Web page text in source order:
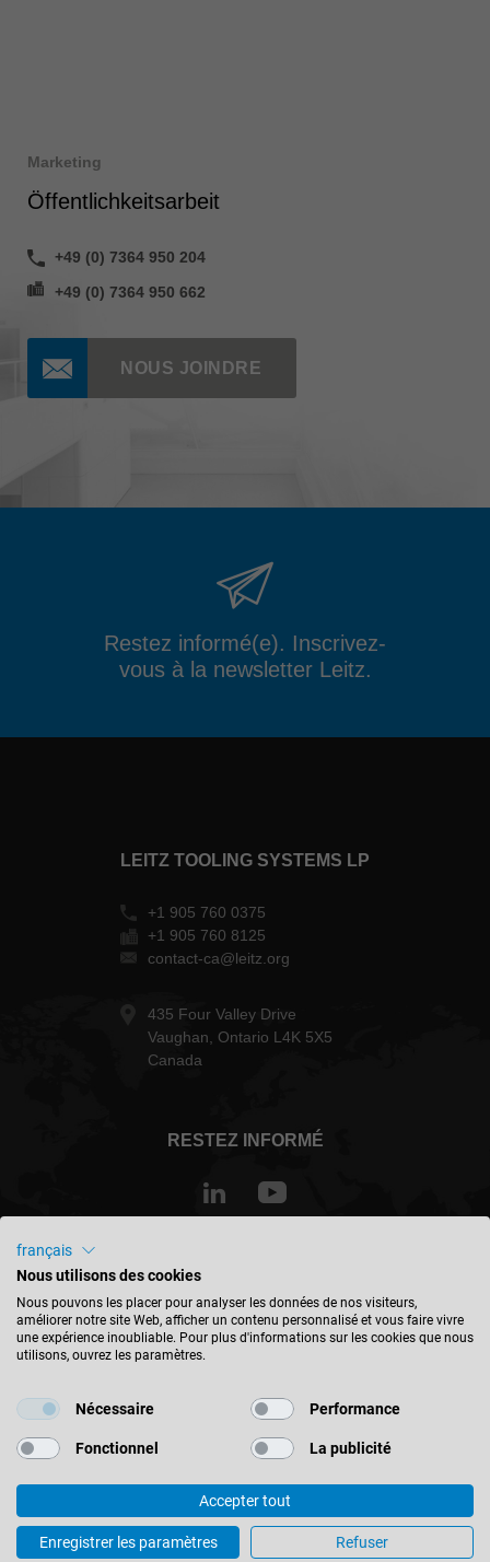
Marketing
Öffentlichkeitsarbeit
+49 (0) 7364 950 204
+49 (0) 7364 950 662
NOUS JOINDRE
Restez informé(e). Inscrivez-
vous à la newsletter Leitz.
LEITZ TOOLING SYSTEMS LP
+1 905 760 0375
+1 905 760 8125
contact-ca@leitz.org
435 Four Valley Drive
Vaughan, Ontario L4K 5X5
Canada
RESTEZ INFORMÉ
TROUVER UN EMPLACEMENT
Contact
Protection des données
Synchronisation Quattro pour plus de qualité - Rapport d'utilisateur de
la production de meubles
français
Nous utilisons des cookies
Nous pouvons les placer pour analyser les données de nos visiteurs,
améliorer notre site Web, afficher un contenu personnalisé et vous faire vivre
une expérience inoubliable. Pour plus d'informations sur les cookies que nous
utilisons, ouvrez les paramètres.
Nécessaire Performance
Fonctionnel La publicité
Accepter tout
Enregistrer les paramètres Refuser